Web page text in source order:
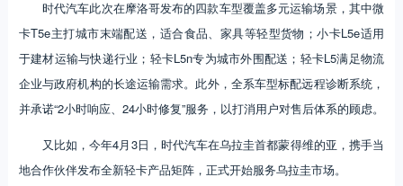
时代汽车此次在摩洛哥发布的四款车型覆盖多元运输场景，其中微
卡T5e主打城市末端配送，适合食品、家具等轻型货物；小卡L5e适用
于建材运输与快递行业；轻卡L5n专为城市外围配送；轻卡L5满足物流
企业与政府机构的长途运输需求。此外，全系车型标配远程诊断系统，
并承诺“2小时响应、24小时修复”服务，以打消用户对售后体系的顾虑。
又比如，今年4月3日，时代汽车在乌拉圭首都蒙得维的亚，携手当
地合作伙伴发布全新轻卡产品矩阵，正式开始服务乌拉圭市场。